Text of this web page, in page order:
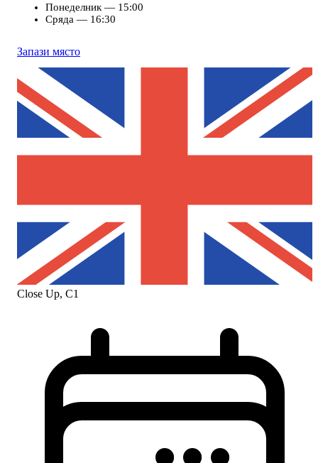
Понеделник — 15:00
Сряда — 16:30
Запази място
Close Up, C1